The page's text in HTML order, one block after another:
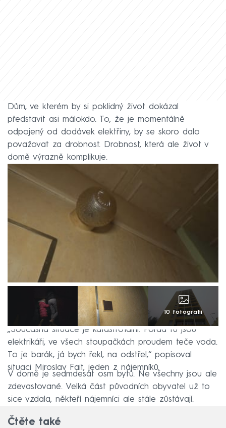
Dům, ve kterém by si poklidný život dokázal
představit asi málokdo. To, že je momentálně
odpojený od dodávek elektřiny, by se skoro dalo
považovat za drobnost. Drobnost, která ale život v
domě výrazně komplikuje.
10 fotografií
„Současná situace je katastrofální. Pořád tu jsou
elektrikáři, ve všech stoupačkách proudem teče voda.
To je barák, já bych řekl, na odstřel,“ popisoval
situaci Miroslav Fait, jeden z nájemníků.
V domě je sedmdesát osm bytů. Ne všechny jsou ale
zdevastované. Velká část původních obyvatel už to
sice vzdala, někteří nájemníci ale stále zůstávají.
Čtěte také